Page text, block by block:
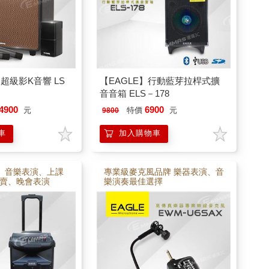
級影K音響 LS
元
【EAGLE】行動藍芽拉桿式擴
音音箱 ELS－178
9800 特價 6900 元
加入購物車
音樂表演、上課
、晚會表演
專業級麥克風品牌 樂器表演、音
樂演奏最佳選擇